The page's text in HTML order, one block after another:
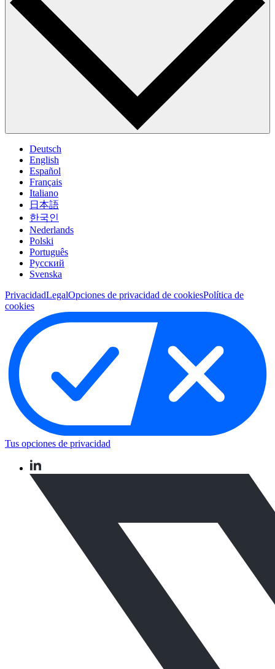
Deutsch
English
Español
Français
Italiano
日本語
한국인
Nederlands
Polski
Português
Pусский
Svenska
PrivacidadLegalOpciones de privacidad de cookiesPolítica de
cookies
Tus opciones de privacidad